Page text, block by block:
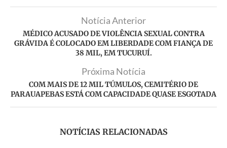
Notícia Anterior
MÉDICO ACUSADO DE VIOLÊNCIA SEXUAL CONTRA
GRÁVIDA É COLOCADO EM LIBERDADE COM FIANÇA DE
38 MIL, EM TUCURUÍ.
Próxima Notícia
COM MAIS DE 12 MIL TÚMULOS, CEMITÉRIO DE
PARAUAPEBAS ESTÁ COM CAPACIDADE QUASE ESGOTADA
NOTÍCIAS RELACIONADAS